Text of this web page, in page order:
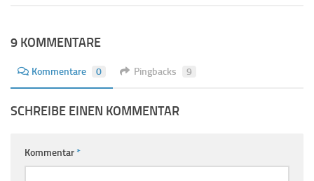
9 KOMMENTARE
Kommentare 0 Pingbacks 9
SCHREIBE EINEN KOMMENTAR
Kommentar*